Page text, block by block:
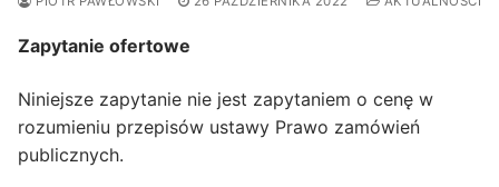
Zapytanie ofertowe
Niniejsze zapytanie nie jest zapytaniem o cenę w
rozumieniu przepisów ustawy Prawo zamówień
publicznych.